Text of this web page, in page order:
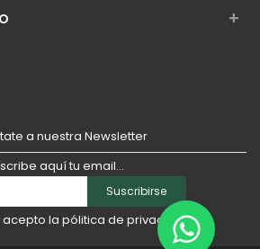
+
a nuestra Newsletter
aquí tu email...
Suscribirse
la pólitica de privacidad